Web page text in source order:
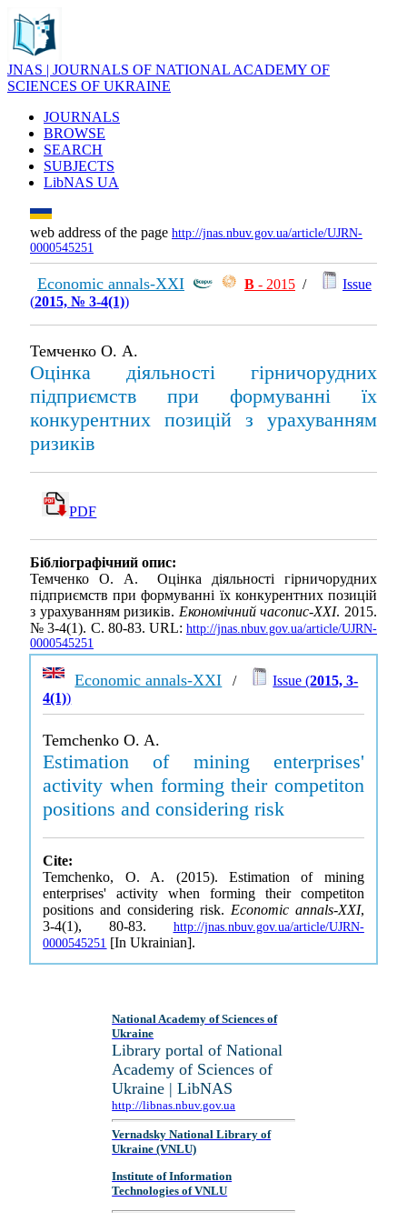
JNAS | JOURNALS OF NATIONAL ACADEMY OF
SCIENCES OF UKRAINE
JOURNALS
BROWSE
SEARCH
SUBJECTS
LibNAS UA
web address of the page http://jnas.nbuv.gov.ua/article/UJRN-
0000545251
Economic annals-XXI В - 2015 /
Issue
(2015, № 3-4(1))
Темченко О. А.
Оцінка діяльності гірничорудних
підприємств при формуванні їх
конкурентних позицій з урахуванням
ризиків
PDF
Бібліографічний опис:
Темченко О. А. Оцінка діяльності гірничорудних
підприємств при формуванні їх конкурентних позицій
з урахуванням ризиків. Економічний часопис-ХХІ. 2015.
№ 3-4(1). С. 80-83. URL: http://jnas.nbuv.gov.ua/article/UJRN-
0000545251
Economic annals-XXI / Issue (2015, 3-
4(1))
Temchenko O. A.
Estimation of mining enterprises'
activity when forming their competiton
positions and considering risk
Cite:
Temchenko, O. A. (2015). Estimation of mining
enterprises' activity when forming their competiton
positions and considering risk. Economic annals-XXI,
3-4(1), 80-83. http://jnas.nbuv.gov.ua/article/UJRN-
0000545251 [In Ukrainian].
National Academy of Sciences of
Ukraine
Library portal of National
Academy of Sciences of
Ukraine | LibNAS
http://libnas.nbuv.gov.ua
Vernadsky National Library of
Ukraine (VNLU)
Institute of Information
Technologies of VNLU